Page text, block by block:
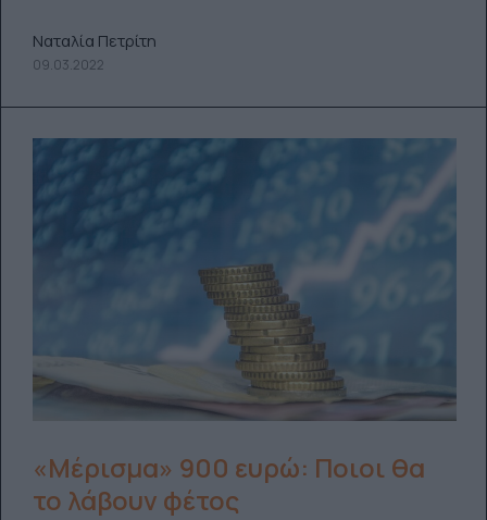
Ναταλία Πετρίτη
09.03.2022
«Μέρισμα» 900 ευρώ: Ποιοι θα
το λάβουν φέτος